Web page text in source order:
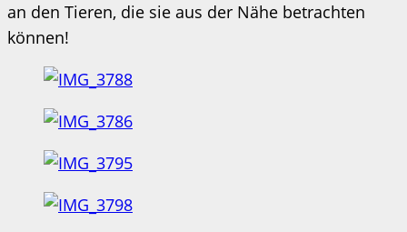
an den Tieren, die sie aus der Nähe betrachten
können!